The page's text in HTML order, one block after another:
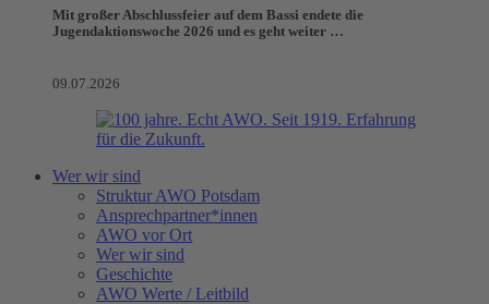
Mit großer Abschlussfeier auf dem Bassi endete die
Jugendaktionswoche 2026 und es geht weiter …
09.07.2026
Wer wir sind
Struktur AWO Potsdam
Ansprechpartner*innen
AWO vor Ort
Wer wir sind
Geschichte
AWO Werte / Leitbild